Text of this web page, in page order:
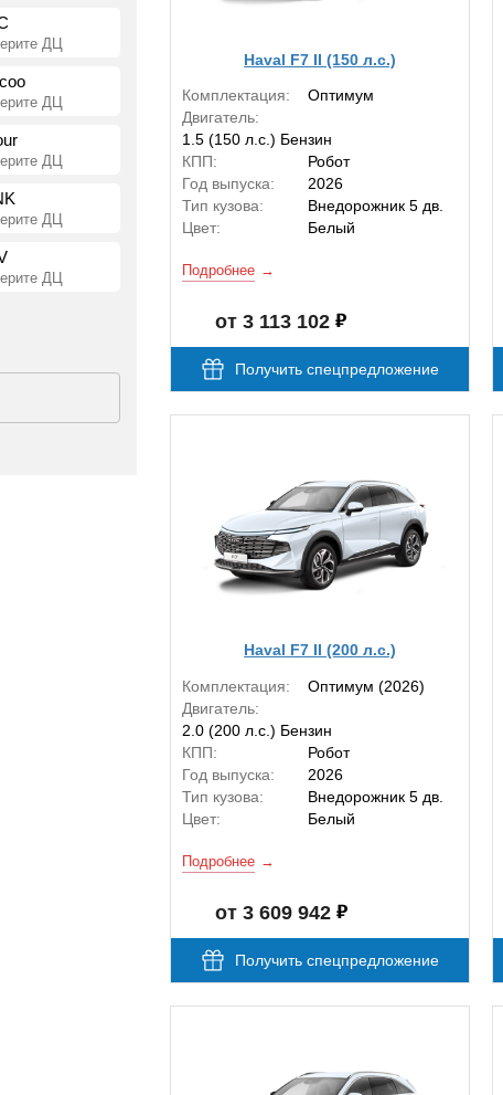
ДЦ
ДЦ
ДЦ
ДЦ
ДЦ
Haval F7 II (150 л.с.)
Комплектация:
Оптимум
Двигатель:
1.5 (150 л.с.) Бензин
КПП:
Робот
Год выпуска:
2026
Тип кузова:
Внедорожник 5 дв.
Цвет:
Белый
Подробнее
от 3 113 102
Получить спецпредложение
Haval F7 II (200 л.с.)
Комплектация:
Оптимум (2026)
Двигатель:
2.0 (200 л.с.) Бензин
КПП:
Робот
Год выпуска:
2026
Тип кузова:
Внедорожник 5 дв.
Цвет:
Белый
Подробнее
от 3 609 942
Получить спецпредложение